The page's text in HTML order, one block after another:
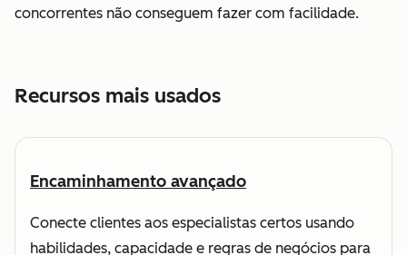
concorrentes não conseguem fazer com facilidade.
Recursos mais usados
Encaminhamento avançado
Conecte clientes aos especialistas certos usando
habilidades, capacidade e regras de negócios para